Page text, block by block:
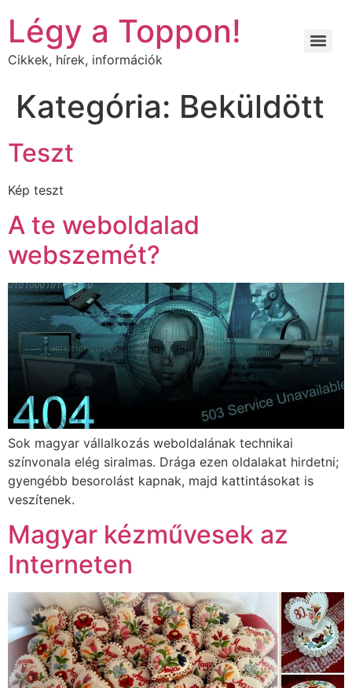
Légy a Toppon!
Cikkek, hírek, információk
Kategória: Beküldött
Teszt
Kép teszt
A te weboldalad
webszemét?
Sok magyar vállalkozás weboldalának technikai
színvonala elég siralmas. Drága ezen oldalakat hirdetni;
gyengébb besorolást kapnak, majd kattintásokat is
veszítenek.
Magyar kézművesek az
Interneten